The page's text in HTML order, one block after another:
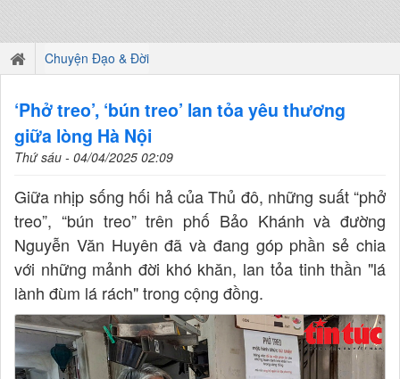
Chuyện Đạo & Đời
‘Phở treo’, ‘bún treo’ lan tỏa yêu thương
giữa lòng Hà Nội
Thứ sáu - 04/04/2025 02:09
Giữa nhịp sống hối hả của Thủ đô, những suất “phở
treo”, “bún treo” trên phố Bảo Khánh và đường
Nguyễn Văn Huyên đã và đang góp phần sẻ chia
với những mảnh đời khó khăn, lan tỏa tinh thần "lá
lành đùm lá rách" trong cộng đồng.